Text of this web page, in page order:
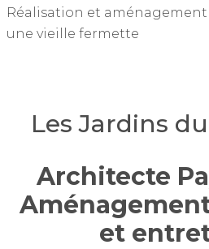
Réalisation et aménagement
une vieille fermette
Les Jardins
Architecte
et